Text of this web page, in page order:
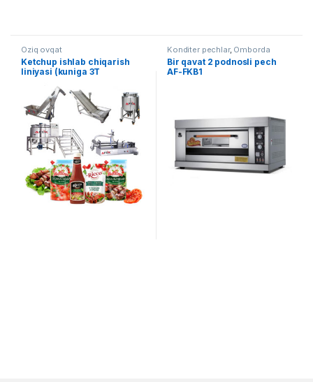
Oziq ovqat
Ketchup ishlab chiqarish
liniyasi (kuniga 3T
Konditer pechlar, Omborda
mavjud uskunalar Oziq ovqat
Bir qavat 2 podnosli pech
AF-FKB1